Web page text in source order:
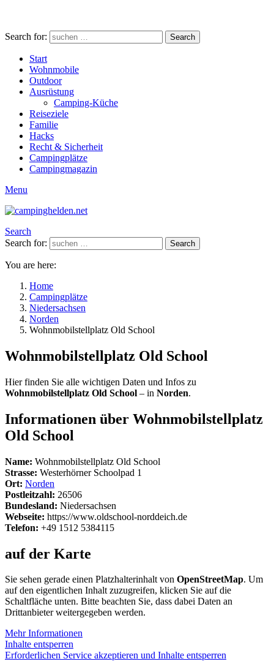
Search for: Search
Start
Wohnmobile
Outdoor
Ausrüstung
Camping-Küche
Reiseziele
Familie
Hacks
Recht & Sicherheit
Campingplätze
Campingmagazin
Menu
Search
Search for:
Search
You are here:
Home
Campingplätze
Niedersachsen
Norden
Wohnmobilstellplatz Old School
Wohnmobilstellplatz Old School
Hier finden Sie alle wichtigen Daten und Infos zu
Wohnmobilstellplatz Old School – in Norden.
Informationen über Wohnmobilstellplatz
Old School
Name: Wohnmobilstellplatz Old School
Strasse: Westerhörner Schoolpad 1
Ort: Norden
Postleitzahl: 26506
Bundesland: Niedersachsen
Webseite: https://www.oldschool-norddeich.de
Telefon: +49 1512 5384115
auf der Karte
Sie sehen gerade einen Platzhalterinhalt von OpenStreetMap. Um
auf den eigentlichen Inhalt zuzugreifen, klicken Sie auf die
Schaltfläche unten. Bitte beachten Sie, dass dabei Daten an
Drittanbieter weitergegeben werden.
Mehr Informationen
Inhalte entsperren
Erforderlichen Service akzeptieren und Inhalte entsperren